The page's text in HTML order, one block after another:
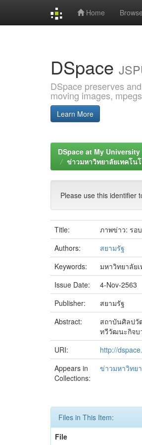
Home Browse
DSpace
DSpace preserves
moving images,
Learn More
DSpace at My University
ข่าวมหาวิทยาลัยเทคโน
Please use this identifier
Title:
ภาพข่าว: รอ
Authors:
สยามรัฐ
Keywords:
มหาวิทยาลัย
Issue Date:
4-Nov-2563
Publisher:
สยามรัฐ
Abstract:
สถาบันศิลปวั
ทวีวัฒนะกิจบ
URI:
http://
Appears in
Collections:
ข่าวมหาวิทย
Files in This Item:
File